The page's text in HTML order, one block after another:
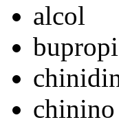
alcol
chinino